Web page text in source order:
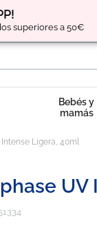
superiores a 50€
y obtén
Bebés y
mamás
Ligera, 40ml